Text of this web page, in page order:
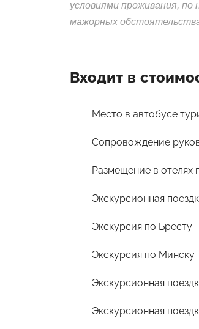
условиями проживания,
мажорных
Входит в
Место в автобусе
Сопровождение
Размещение в отелях
Экскурсионная
Экскурсия по Бресту
Экскурсия по Минску
Экскурсионная
Экскурсионная